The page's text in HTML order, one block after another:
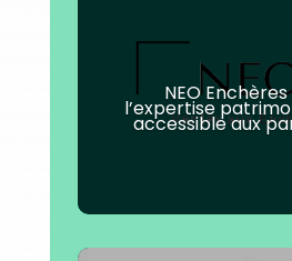
NEO
l’expertise
accessible aux